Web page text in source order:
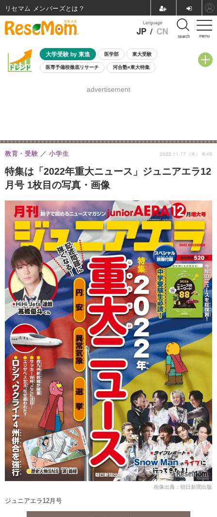
menu
Language
JP / CN search
大学受験 by 東進 医学部 東大受験
医専予備校徹底リサーチ 河合塾×東大特集
8月開催学校説明会・相談会
advertisement
特集は「2022年重大ニュース」ジュニアエラ12
月号 1枚目の写真・画像
教育・受験 小学生 2022.11.17（木） 9:45
画像出典：朝日新聞出版
ジュニアエラ12月号
リセマム メンバーズ